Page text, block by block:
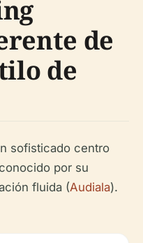
de
de
sofisticado centro
por su
fluida (Audiala).